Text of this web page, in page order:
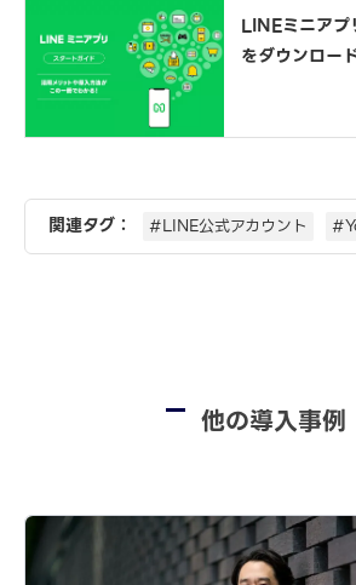
LINEミニアプ
をダウンロー
関連タグ： #LINE公式アカウント
他の導入事例